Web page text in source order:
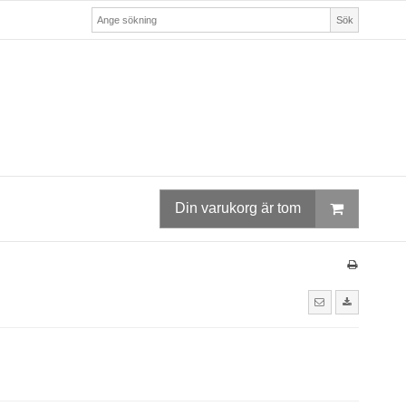
Sök
Din varukorg är tom